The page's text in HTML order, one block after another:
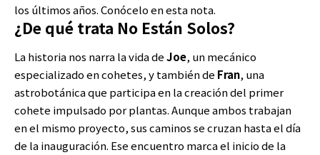
los últimos años. Conócelo en esta nota.
¿De qué trata No Están Solos?
La historia nos narra la vida deJoe, un mecánico
especializado en cohetes, y también de Fran, una
astrobotánica que participa en la creación del primer
cohete impulsado por plantas. Aunque ambos trabajan
en el mismo proyecto, sus caminos se cruzan hasta el día
de la inauguración. Ese encuentro marca el inicio de la